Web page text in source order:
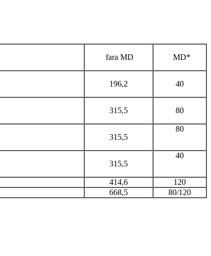
fara MD MD*
196,2 40
315,5 80
315,5
80
315,5
40
414,6
120
668,5 80/120